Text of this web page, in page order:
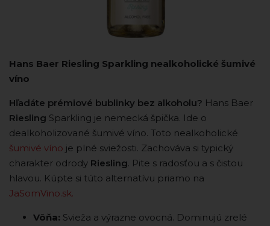
Hans Baer Riesling Sparkling nealkoholické šumivé
víno
Hľadáte prémiové bublinky bez alkoholu? Hans Baer
Riesling Sparkling je nemecká špička. Ide o
dealkoholizované šumivé víno. Toto nealkoholické
šumivé víno je plné sviežosti. Zachováva si typický
charakter odrody Riesling. Pite s radosťou a s čistou
hlavou. Kúpte si túto alternatívu priamo na
JaSomVino.sk.
Vôňa: Svieža a výrazne ovocná. Dominujú zrelé